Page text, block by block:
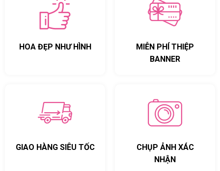
HOA ĐẸP NHƯ HÌNH
MIỄN PHÍ THIỆP
BANNER
GIAO HÀNG SIÊU TỐC
CHỤP ẢNH XÁC
NHẬN